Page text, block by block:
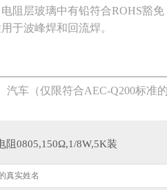
阻层玻璃中有铅符合ROHS豁免
于波峰焊和回流焊。
汽车（仅限符合AEC-Q200标准
阻0805,150Ω,1/8W,5K装